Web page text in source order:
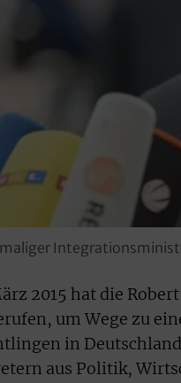
2015 hat die
um Wege zu
in
aus Politik,